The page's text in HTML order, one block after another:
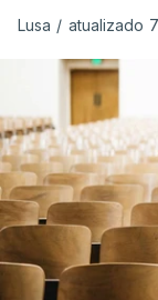
Depois de
Irão, à tensão
fecho do
combustíveis
entre
No entanto,
semanas têm
acentuada,
Lusa / atualizado